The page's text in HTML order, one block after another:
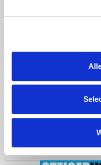
relevante veiligheidsnormen
gerust hart kunt vertrouwen
De Euroscaffold
montage, gebruiksgemak
een veilige werkomgeving.